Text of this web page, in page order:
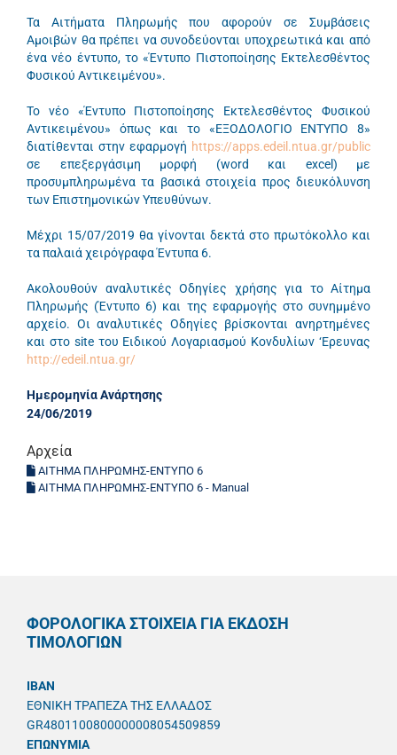
Τα Αιτήματα Πληρωμής που αφορούν σε Συμβάσεις
Αμοιβών θα πρέπει να συνοδεύονται υποχρεωτικά και από
ένα νέο έντυπο, το «Έντυπο Πιστοποίησης Εκτελεσθέντος
Φυσικού Αντικειμένου».
Το νέο «Έντυπο Πιστοποίησης Εκτελεσθέντος Φυσικού
Αντικειμένου» όπως και το «ΕΞΟΔΟΛΟΓΙΟ ΕΝΤΥΠΟ 8»
διατίθενται στην εφαρμογή https://apps.edeil.ntua.gr/public
σε επεξεργάσιμη μορφή (word και excel) με
προσυμπληρωμένα τα βασικά στοιχεία προς διευκόλυνση
των Επιστημονικών Υπευθύνων.
Μέχρι 15/07/2019 θα γίνονται δεκτά στο πρωτόκολλο και
τα παλαιά χειρόγραφα Έντυπα 6.
Ακολουθούν αναλυτικές Οδηγίες χρήσης για το Αίτημα
Πληρωμής (Έντυπο 6) και της εφαρμογής στο συνημμένο
αρχείο. Οι αναλυτικές Οδηγίες βρίσκονται ανηρτημένες
και στο site του Ειδικού Λογαριασμού Κονδυλίων ‘Ερευνας
http://edeil.ntua.gr/
Ημερομηνία Ανάρτησης
24/06/2019
Αρχεία
ΑΙΤΗΜΑ ΠΛΗΡΩΜΗΣ-ΕΝΤΥΠΟ 6
ΑΙΤΗΜΑ ΠΛΗΡΩΜΗΣ-ΕΝΤΥΠΟ 6 - Manual
ΦΟΡΟΛΟΓΙΚΑ ΣΤΟΙΧΕΙΑ ΓΙΑ ΕΚΔΟΣΗ
ΤΙΜΟΛΟΓΙΩΝ
IBAN
ΕΘΝΙΚΗ ΤΡΑΠΕΖΑ ΤΗΣ ΕΛΛΑΔΟΣ
GR4801100800000008054509859
ΕΠΩΝΥΜΙΑ